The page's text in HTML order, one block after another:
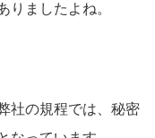
りましたよね。
社の規程では、秘密